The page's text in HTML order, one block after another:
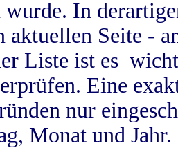
In
aktuellen Seite -
Liste ist es
Eine
nur
Monat und Jahr.